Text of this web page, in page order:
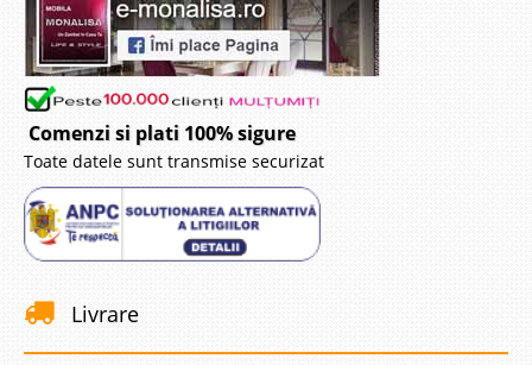
Comenzi si plati 100% sigure
Toate datele sunt transmise securizat
Livrare